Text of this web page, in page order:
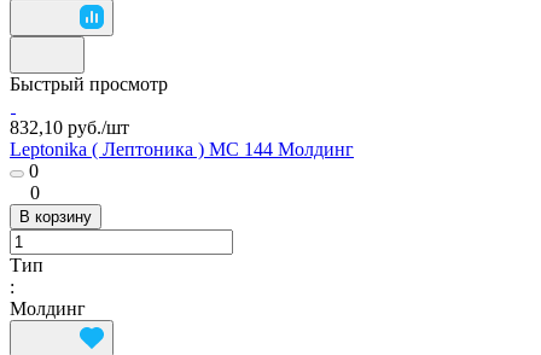
Быстрый просмотр
832,10 руб./шт
Leptonika ( Лептоника ) MC 144 Молдинг
0
0
В корзину
Тип
:
Молдинг